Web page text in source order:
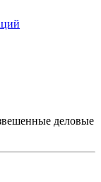
деловые